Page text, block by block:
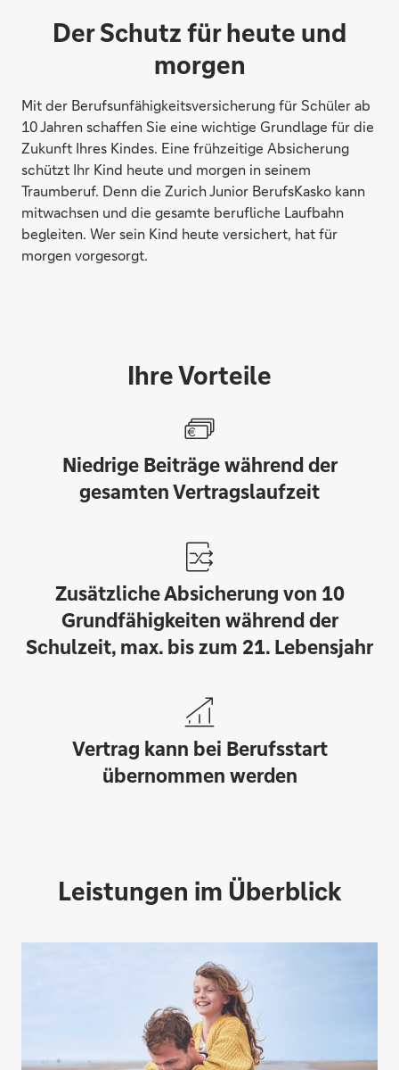
Der Schutz für heute und
morgen
Mit der Berufsunfähigkeitsversicherung für Schüler ab
10 Jahren schaffen Sie eine wichtige Grundlage für die
Zukunft Ihres Kindes. Eine frühzeitige Absicherung
schützt Ihr Kind heute und morgen in seinem
Traumberuf. Denn die Zurich Junior BerufsKasko kann
mitwachsen und die gesamte berufliche Laufbahn
begleiten. Wer sein Kind heute versichert, hat für
morgen vorgesorgt.
Ihre Vorteile
Niedrige Beiträge während der
gesamten Vertragslaufzeit
Zusätzliche Absicherung von 10
Grundfähigkeiten während der
Schulzeit, max. bis zum 21. Lebensjahr
Vertrag kann bei Berufsstart
übernommen werden
Leistungen im Überblick